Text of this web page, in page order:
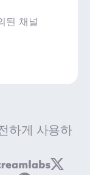
된 채널
하게 사용하